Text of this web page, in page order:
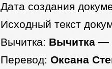
Дата создания
Исходный текст
Вычитка: Вычитка —
Перевод: Оксана